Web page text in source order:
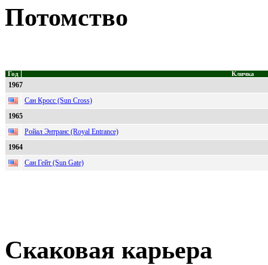
Потомство
Год Кличка
1967
Сан Кросс (Sun Cross)
1965
Ройал Энтранс (Royal Entrance)
1964
Сан Гейт (Sun Gate)
Скаковая карьера